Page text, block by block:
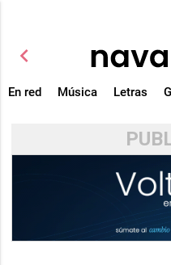
chevron_left
En red Música Letras